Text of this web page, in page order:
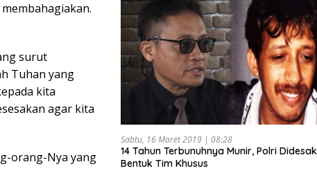
surut
Tuhan yang
kita
agar kita
orang-Nya yang
Sabtu, 16 Maret 2019 | 08:28
14 Tahun Terbunuhnya Munir, Polri Didesak
Bentuk Tim Khusus